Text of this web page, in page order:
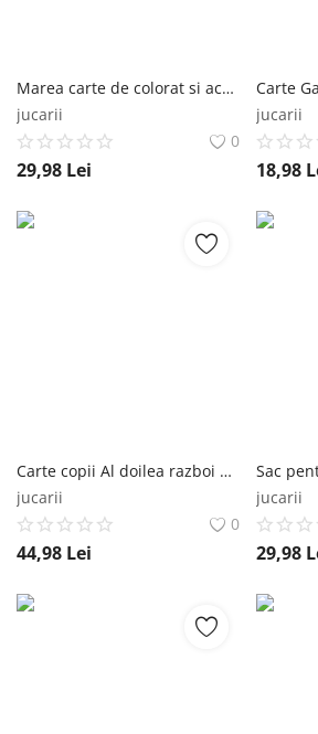
Marea carte de colorat si activitati Gabbys Dollhouse Editura Litera
jucarii
0
29,98 Lei
jucarii
18,98
Carte copii Al doilea razboi mondial
jucarii
0
44,98 Lei
jucarii
29,98